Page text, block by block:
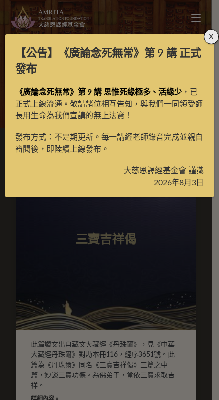
月光藏 > 新譯經典 第2頁
三寶吉祥偈
此篇讚文出自藏文大藏經《丹珠爾》，見《中華
大藏經丹珠爾》對勘本冊116，經序3651號。此
篇為《丹珠爾》同名《三寶吉祥偈》三篇之中
篇，妙談三寶功德。為佛弟子，當依三寶求取吉
祥。
詳細內容 »
【公告】 《廣論念死無常》第 9 講正式
發布
《廣論念死無常》第 9 講 思惟死緣極多、活緣少 ，已
正式上線流通。敬請諸位相互告知，與我們一同領受師
長用生命為我們宣講的無上法寶！
發布方式：不定期更新。每一講經老師錄音完成並親自
審閱後，即陸續上線發布。
大慈恩譯經基金會 謹識
2026年8月3日
X